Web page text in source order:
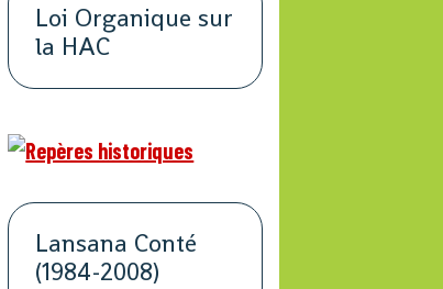
Loi Organique sur
la HAC
Lansana Conté
(1984-2008)